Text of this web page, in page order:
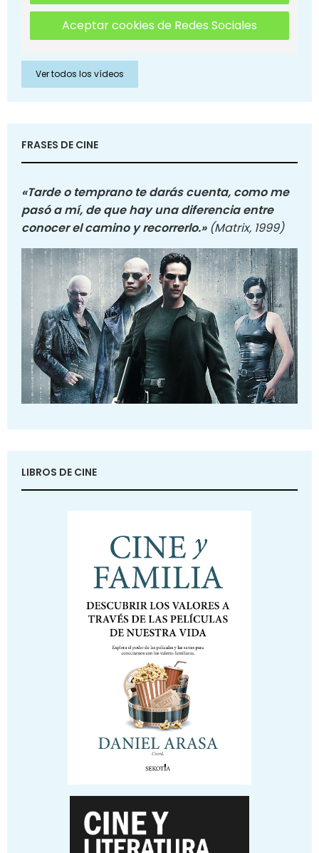
Aceptar cookies de Redes Sociales
Ver todos los vídeos
FRASES DE CINE
«Tarde o temprano te darás cuenta, como me
pasó a mí, de que hay una diferencia entre
conocer el camino y recorrerlo.» (Matrix, 1999)
LIBROS DE CINE